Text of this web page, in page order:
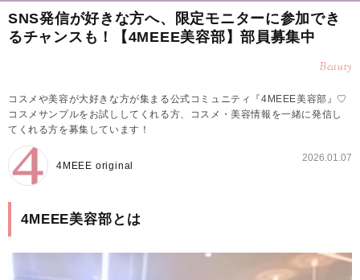
SNS発信が好きな方へ、限定モニターに参加でき
るチャンスも！【4MEEE美容部】部員募集中
Beauty
コスメや美容が大好きな方が集まる公式コミュニティ『4MEEE美容部』♡
コスメサンプルをお試ししてくれる方、コスメ・美容情報を一緒に発信し
てくれる方を募集しています！
4MEEE original
2026.01.07
4MEEE美容部とは